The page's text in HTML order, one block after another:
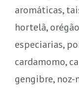
aromáticas,
hortelã,
especiarias,
cardamomo,
gengibre,